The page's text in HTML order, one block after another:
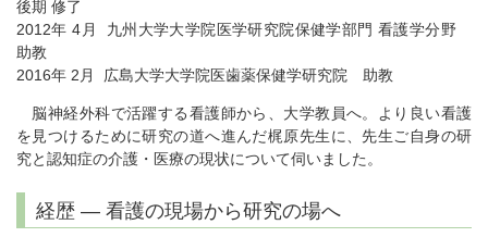
後期 修了
2012年 4月 九州大学大学院医学研究院保健学部門 看護学分野
助教
2016年 2月 広島大学大学院医歯薬保健学研究院 助教
脳神経外科で活躍する看護師から、大学教員へ。より良い看護
を見つけるために研究の道へ進んだ梶原先生に、先生ご自身の研
究と認知症の介護・医療の現状について伺いました。
経歴 ― 看護の現場から研究の場へ